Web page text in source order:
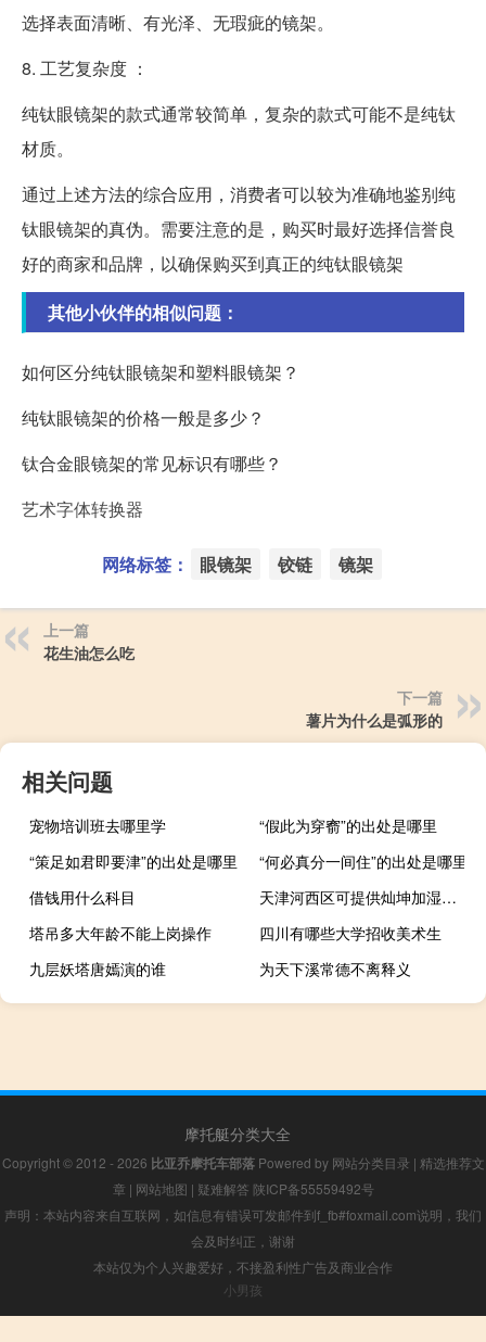
选择表面清晰、有光泽、无瑕疵的镜架。
8. 工艺复杂度 ：
纯钛眼镜架的款式通常较简单，复杂的款式可能不是纯钛
材质。
通过上述方法的综合应用，消费者可以较为准确地鉴别纯
钛眼镜架的真伪。需要注意的是，购买时最好选择信誉良
好的商家和品牌，以确保购买到真正的纯钛眼镜架
其他小伙伴的相似问题：
如何区分纯钛眼镜架和塑料眼镜架？
纯钛眼镜架的价格一般是多少？
钛合金眼镜架的常见标识有哪些？
艺术字体转换器
网络标签： 眼镜架 铰链 镜架
上一篇
花生油怎么吃
下一篇
薯片为什么是弧形的
相关问题
宠物培训班去哪里学
“假此为穿窬”的出处是哪里
“策足如君即要津”的出处是哪里
“何必真分一间住”的出处是哪里
借钱用什么科目
天津河西区可提供灿坤加湿器维修服务地址在哪
塔吊多大年龄不能上岗操作
四川有哪些大学招收美术生
九层妖塔唐嫣演的谁
为天下溪常德不离释义
摩托艇分类大全
Copyright © 2012 - 2026 比亚乔摩托车部落Powered by 网站分类目录 | 精选推荐文
章 | 网站地图 | 疑难解答 陕ICP备55559492号
声明：本站内容来自互联网，如信息有错误可发邮件到f_fb#foxmail.com说明，我们
会及时纠正，谢谢
本站仅为个人兴趣爱好，不接盈利性广告及商业合作
小男孩